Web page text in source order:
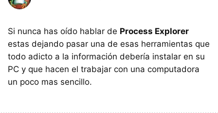
Si nunca has oído hablar de Process Explorer
estas dejando pasar una de esas herramientas que
todo adicto a la información debería instalar en su
PC y que hacen el trabajar con una computadora
un poco mas sencillo.